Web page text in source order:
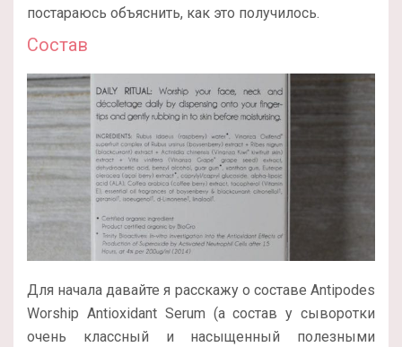
постараюсь объяснить, как это получилось.
Состав
Для начала давайте я расскажу о составе Antipodes
Worship Antioxidant Serum (а состав у сыворотки
очень классный и насыщенный полезными